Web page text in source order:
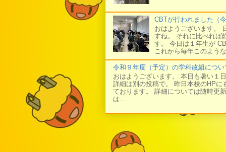
CBTが行われました（
おはようございます。
すね。 それに比べれば
す。 今日は１年生が
これから毎年このよう
令和９年度（予定）の学科改組につい
おはようございます。 本日も暑い１
詳細は別の投稿で。 昨日本校のHP
ております。 詳細については随時更
は...